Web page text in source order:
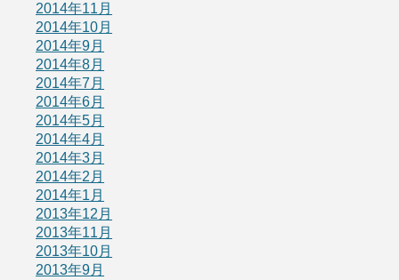
2014年11月
2014年10月
2014年9月
2014年8月
2014年7月
2014年6月
2014年5月
2014年4月
2014年3月
2014年2月
2014年1月
2013年12月
2013年11月
2013年10月
2013年9月